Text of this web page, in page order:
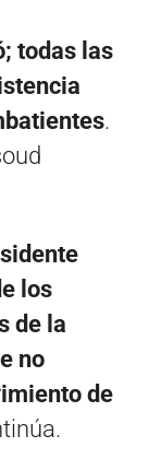
todas las
.
los
de la
no
de